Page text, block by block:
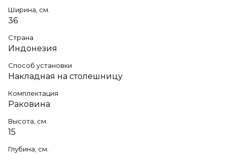
Ширина, см.
36
Страна
Индонезия
Способ установки
Накладная на столешницу
Комплектация
Раковина
Высота, см.
15
Глубина, см.